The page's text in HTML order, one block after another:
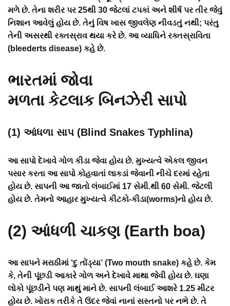
મળે છે. તેના શરીર પર 25થી 30 જેટલાં ટપકાં અને શીર્ષ પર તીર જેવું
નિશાન આવેલું હોય છે. તેનું વિષ ખાસ જીવલેણ નીવડતું નથી; પરંતુ
તેની અસરથી રક્તસ્રાવ થયા કરે છે. આ વ્યાધિને રક્તસ્રાવિતા
(bleederts disease) કહે છે.
ભારતમાં જોવા
મળતા કેટલાક બિનઝેરી સાપો
(1) આંધળા સાપ (Blind Snakes Typhlina)
આ સાપો દેખાવે ગોળ કીડા જેવા હોય છે. મુખ્યત્વે એકલ જીવન
પસાર કરતા આ સાપો કોહવાતાં લાકડાં જેવાની નીચે દરમાં રહેતા
હોય છે. સાપની આ જાતો લંબાઈમાં 17 સેમી.થી 60 સેમી. જેટલી
હોય છે. તેમનો આહાર મુખ્યત્વે કીટકો-કીડા(worms)નો હોય છે.
(2) આંધળી ચાકણ (Earth boa)
આ સાપને મરાઠીમાં ‘દુ તોંડ્યા’ (Two mouth snake) કહે છે. કેમ
કે, તેની પૂંછડી આકારે ગોળ અને દેખાવે માથા જેવી હોય છે. ઘણા
લોકો પૂંછડીને પણ માથું માને છે. સાપની લંબાઈ આશરે 1.25 મીટર
હોય છે. ખોરાક તરીકે તે ઉંદર જેવાં નાનાં સસ્તનો પર નભે છે. તે